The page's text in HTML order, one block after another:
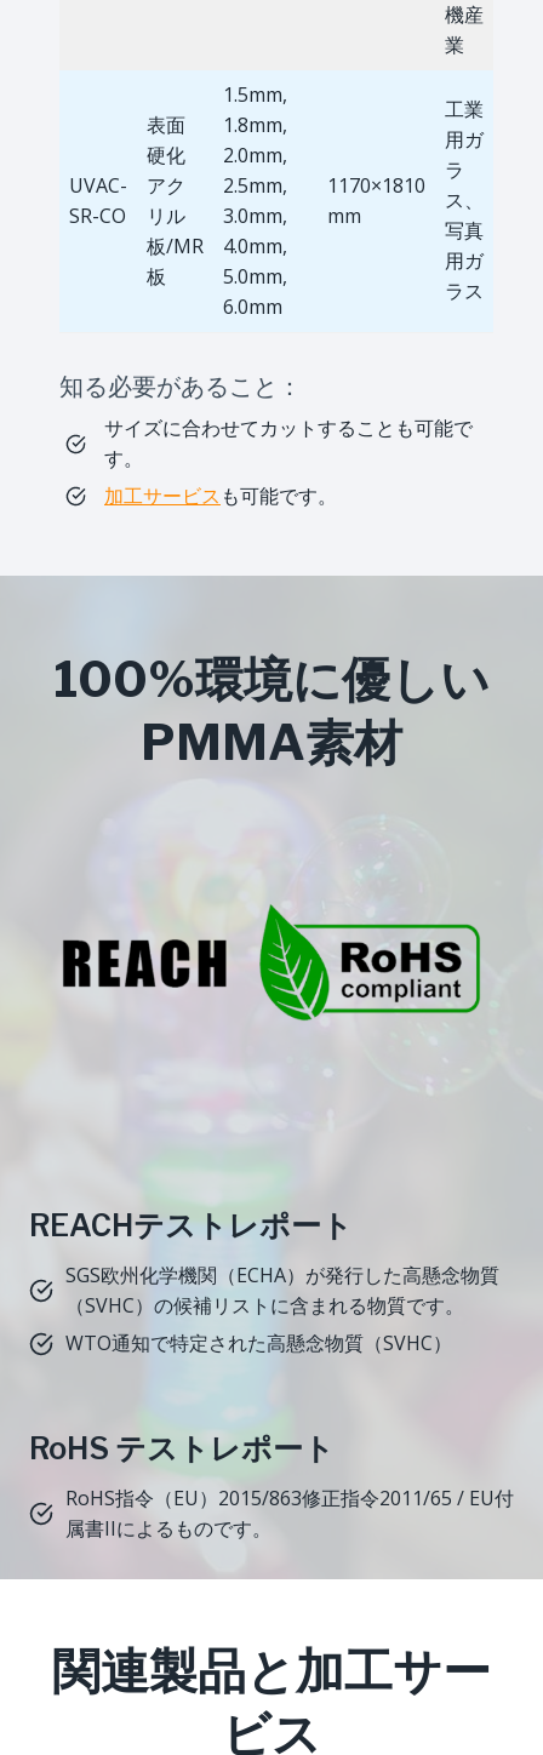
機産
業
UVAC-
SR-CO
表面
硬化
アク
リル
板/MR
板
1.5mm,
1.8mm,
2.0mm,
2.5mm,
3.0mm,
4.0mm,
5.0mm,
6.0mm
1170×1810
mm
工業
用ガ
ラ
ス、
写真
用ガ
ラス
知る必要があること：
サイズに合わせてカットすることも可能で
す。
加工サービス も可能です。
100%環境に優しい
PMMA素材
REACHテストレポート
SGS欧州化学機関（ECHA）が発行した高懸念物質
（SVHC）の候補リストに含まれる物質です。
WTO通知で特定された高懸念物質（SVHC）
RoHS テストレポート
RoHS指令（EU）2015/863修正指令2011/65 / EU付
属書IIによるものです。
関連製品と加工サー
ビス